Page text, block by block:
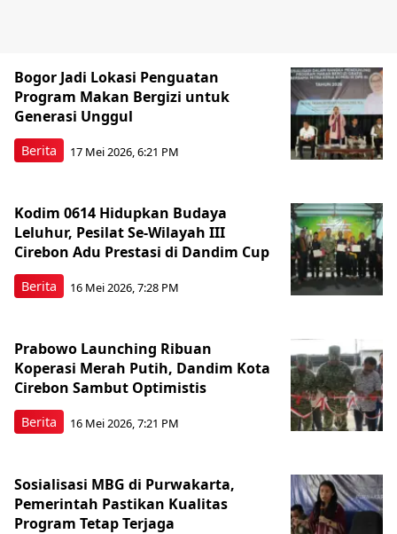
Berita
Bogor Jadi Lokasi Penguatan
Program Makan Bergizi untuk
Generasi Unggul
17 Mei 2026, 6:21 PM
Berita
Kodim 0614 Hidupkan Budaya
Leluhur, Pesilat Se-Wilayah III
Cirebon Adu Prestasi di Dandim Cup
16 Mei 2026, 7:28 PM
Berita
Prabowo Launching Ribuan
Koperasi Merah Putih, Dandim Kota
Cirebon Sambut Optimistis
16 Mei 2026, 7:21 PM
Sosialisasi MBG di Purwakarta,
Pemerintah Pastikan Kualitas
Program Tetap Terjaga